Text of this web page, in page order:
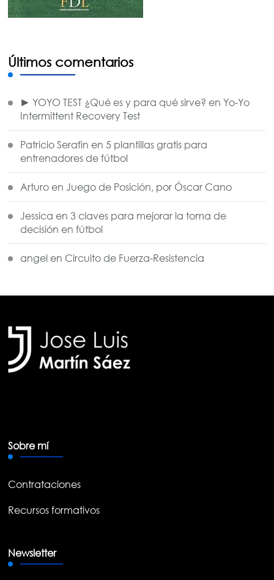
Últimos comentarios
► YOYO TEST ¿Qué es y para qué sirve? enYo-Yo
Intermittent Recovery Test
Patricio Serafin en5 plantillas gratis para
entrenadores de fútbol
Arturo en Juego de Posición, por Óscar Cano
Jessica en3 claves para mejorar la toma de
decisión en fútbol
angel en Circuito de Fuerza-Resistencia
Sobre mí
Contrataciones
Recursos formativos
Newsletter